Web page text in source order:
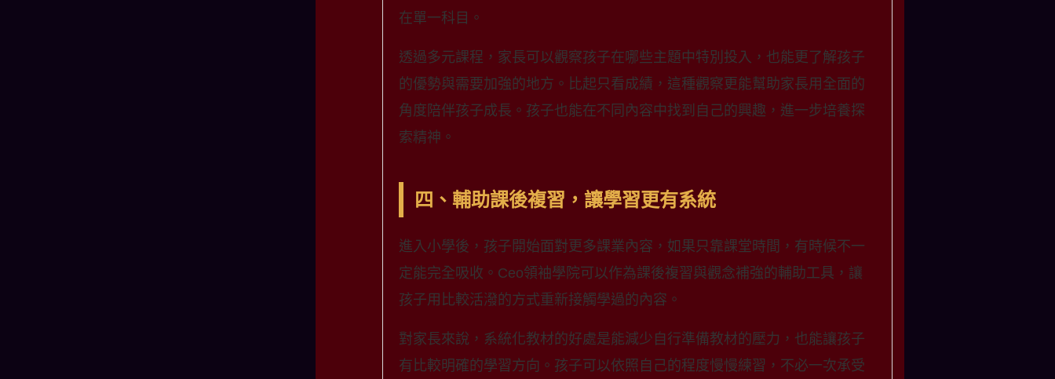
在單一科目。
透過多元課程，家長可以觀察孩子在哪些主題中特別投入，也能更了解孩子
的優勢與需要加強的地方。比起只看成績，這種觀察更能幫助家長用全面的
角度陪伴孩子成長。孩子也能在不同內容中找到自己的興趣，進一步培養探
索精神。
四、輔助課後複習，讓學習更有系統
進入小學後，孩子開始面對更多課業內容，如果只靠課堂時間，有時候不一
定能完全吸收。Ceo領袖學院可以作為課後複習與觀念補強的輔助工具，讓
孩子用比較活潑的方式重新接觸學過的內容。
對家長來說，系統化教材的好處是能減少自行準備教材的壓力，也能讓孩子
有比較明確的學習方向。孩子可以依照自己的程度慢慢練習，不必一次承受